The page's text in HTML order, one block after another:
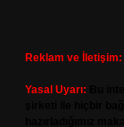
Reklam ve İletişim:
Yasal Uyarı: